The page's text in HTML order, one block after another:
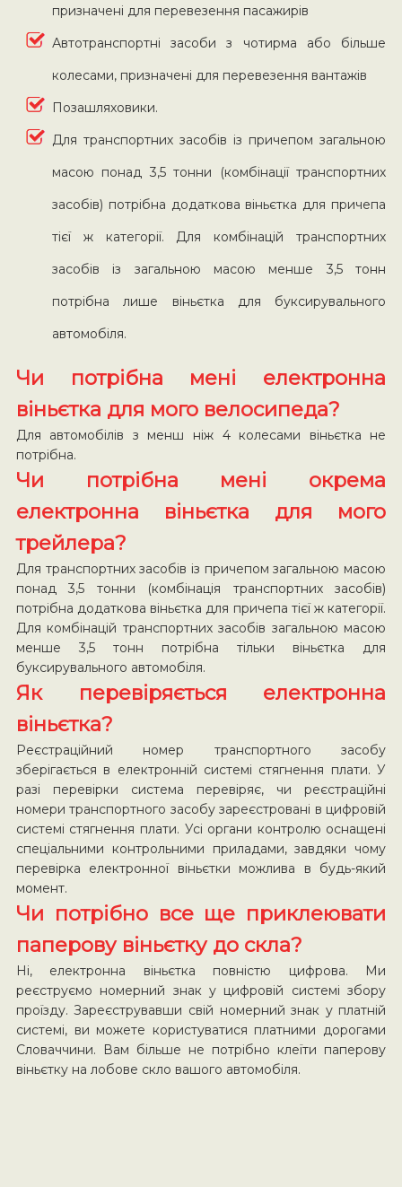
призначені для перевезення пасажирів
Автотранспортні засоби з чотирма або більше
колесами, призначені для перевезення вантажів
Позашляховики.
Для транспортних засобів із причепом загальною
масою понад 3,5 тонни (комбінації транспортних
засобів) потрібна додаткова віньєтка для причепа
тієї ж категорії. Для комбінацій транспортних
засобів із загальною масою менше 3,5 тонн
потрібна лише віньєтка для буксирувального
автомобіля.
Чи потрібна мені електронна
віньєтка для мого велосипеда?
Для автомобілів з менш ніж 4 колесами віньєтка не
потрібна.
Чи потрібна мені окрема
електронна віньєтка для мого
трейлера?
Для транспортних засобів із причепом загальною масою
понад 3,5 тонни (комбінація транспортних засобів)
потрібна додаткова віньєтка для причепа тієї ж категорії.
Для комбінацій транспортних засобів загальною масою
менше 3,5 тонн потрібна тільки віньєтка для
буксирувального автомобіля.
Як перевіряється електронна
віньєтка?
Реєстраційний номер транспортного засобу
зберігається в електронній системі стягнення плати. У
разі перевірки система перевіряє, чи реєстраційні
номери транспортного засобу зареєстровані в цифровій
системі стягнення плати. Усі органи контролю оснащені
спеціальними контрольними приладами, завдяки чому
перевірка електронної віньєтки можлива в будь-який
момент.
Чи потрібно все ще приклеювати
паперову віньєтку до скла?
Ні, електронна віньєтка повністю цифрова. Ми
реєструємо номерний знак у цифровій системі збору
проїзду. Зареєструвавши свій номерний знак у платній
системі, ви можете користуватися платними дорогами
Словаччини. Вам більше не потрібно клеїти паперову
віньєтку на лобове скло вашого автомобіля.